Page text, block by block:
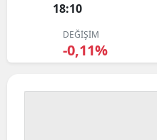
18:10
DEĞİŞİM
-0,11%